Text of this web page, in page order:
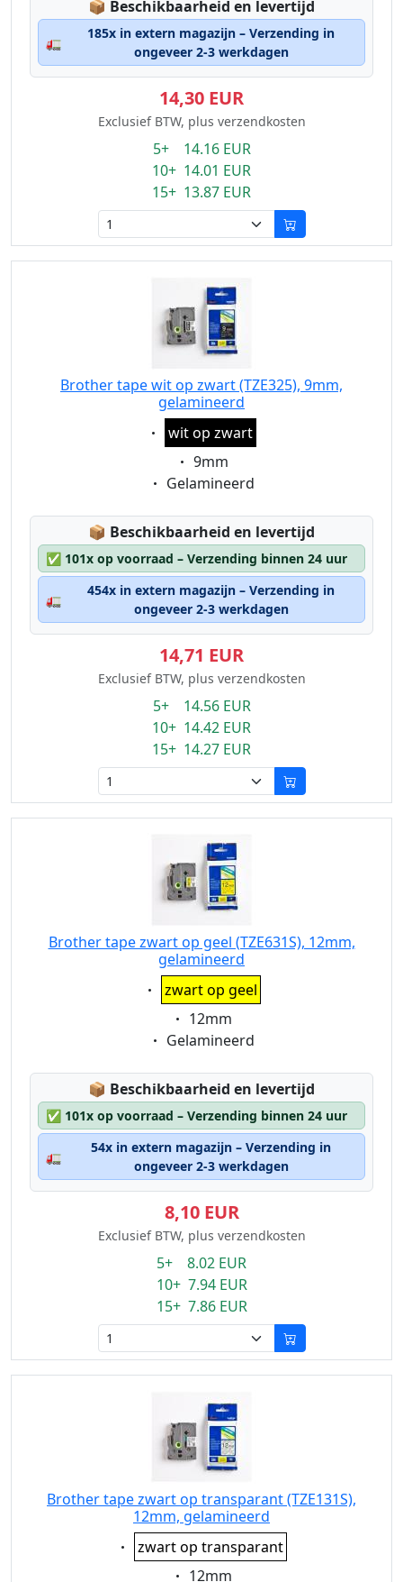
📦 Lagerstatus:
Beschikbaarheid en levertijd
🚛
185x in extern magazijn – Verzending in
ongeveer 2-3 werkdagen
14,30 EUR
Exclusief BTW, plus verzendkosten
5+ 14.16 EUR
10+ 14.01 EUR
15+ 13.87 EUR
Brother tape wit op zwart (TZE325), 9mm,
gelamineerd
Eigenschaft:
wit op zwart
Eigenschaft:
9mm
Eigenschaft:
Gelamineerd
📦 Lagerstatus:
Beschikbaarheid en levertijd
✅ 101x op voorraad – Verzending binnen 24 uur
🚛
454x in extern magazijn – Verzending in
ongeveer 2-3 werkdagen
14,71 EUR
Exclusief BTW, plus verzendkosten
5+ 14.56 EUR
10+ 14.42 EUR
15+ 14.27 EUR
Brother tape zwart op geel (TZE631S), 12mm,
gelamineerd
Eigenschaft:
zwart op geel
Eigenschaft:
12mm
Eigenschaft:
Gelamineerd
📦 Lagerstatus:
Beschikbaarheid en levertijd
✅ 101x op voorraad – Verzending binnen 24 uur
🚛
54x in extern magazijn – Verzending in
ongeveer 2-3 werkdagen
8,10 EUR
Exclusief BTW, plus verzendkosten
5+ 8.02 EUR
10+ 7.94 EUR
15+ 7.86 EUR
Brother tape zwart op transparant (TZE131S),
12mm, gelamineerd
Eigenschaft:
zwart op transparant
Eigenschaft:
12mm